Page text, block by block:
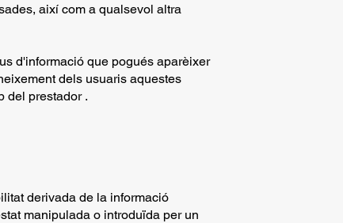
així com a qualsevol altra
d'informació que pogués aparèixer
dels usuaris aquestes
del prestador .
derivada de la informació
manipulada o introduïda per un